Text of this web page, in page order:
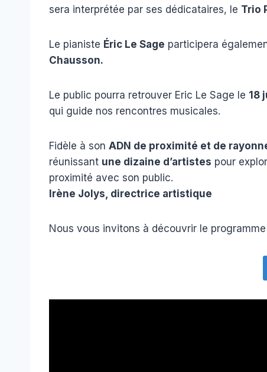
sera interprétée par ses dédicataires, le Trio
Le pianiste Éric Le Sage participera
Chausson.
Le public pourra retrouver Eric Le Sage le 18
qui guide nos rencontres musicales.
Fidèle à son ADN de proximité et de
réunissant une dizaine d’artistes pour
proximité avec son public.
Irène Jolys, directrice artistique
Nous vous invitons à découvrir le